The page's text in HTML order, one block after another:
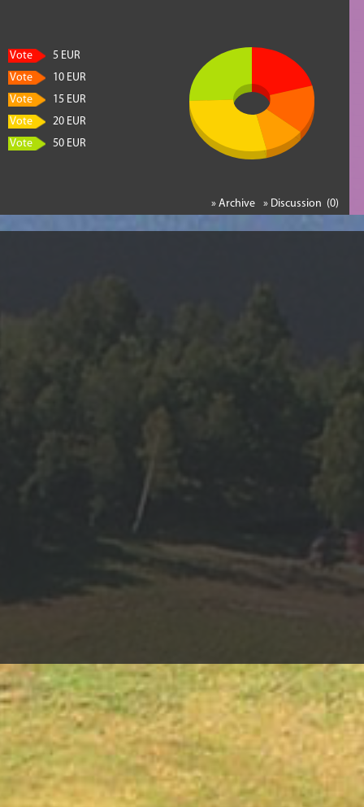
Vote
5 EUR
Vote
10 EUR
Vote
15 EUR
Vote
20 EUR
Vote
50 EUR
» Discussion (0)
» Archive